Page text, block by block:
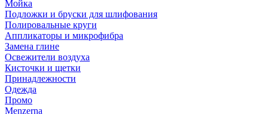
Мойка
Подложки и бруски для шлифования
Полировальные круги
Аппликаторы и микрофибра
Замена глине
Освежители воздуха
Кисточки и щетки
Принадлежности
Одежда
Промо
Menzerna